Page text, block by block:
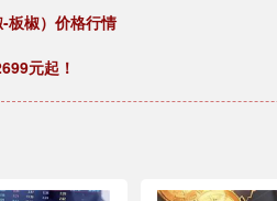
板椒）价格行情
元起！